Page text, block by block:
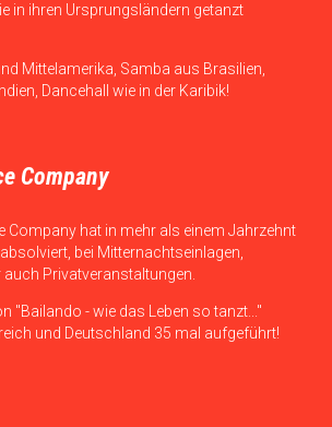
in ihren Ursprungsländern getanzt
Mittelamerika, Samba aus Brasilien,
Dancehall wie in der Karibik!
Company
Company hat in mehr als einem Jahrzehnt
bei Mitternachtseinlagen,
Privatveranstaltungen.
"Bailando - wie das Leben so tanzt..."
und Deutschland 35 mal aufgeführt!